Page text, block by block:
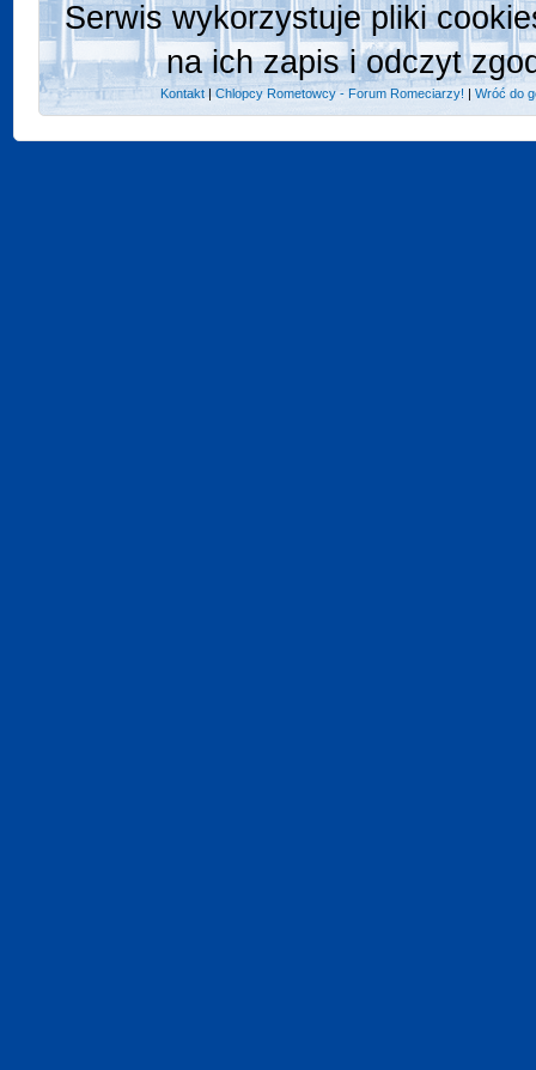
Serwis wykorzystuje pliki
na ich zapis i odczyt
Kontakt |Chlopcy Rometowcy - Forum Romeciarzy! |Wróć do